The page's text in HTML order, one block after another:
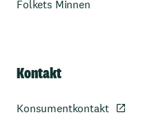
Folkets Minnen
Kontakt
Konsumentkontakt